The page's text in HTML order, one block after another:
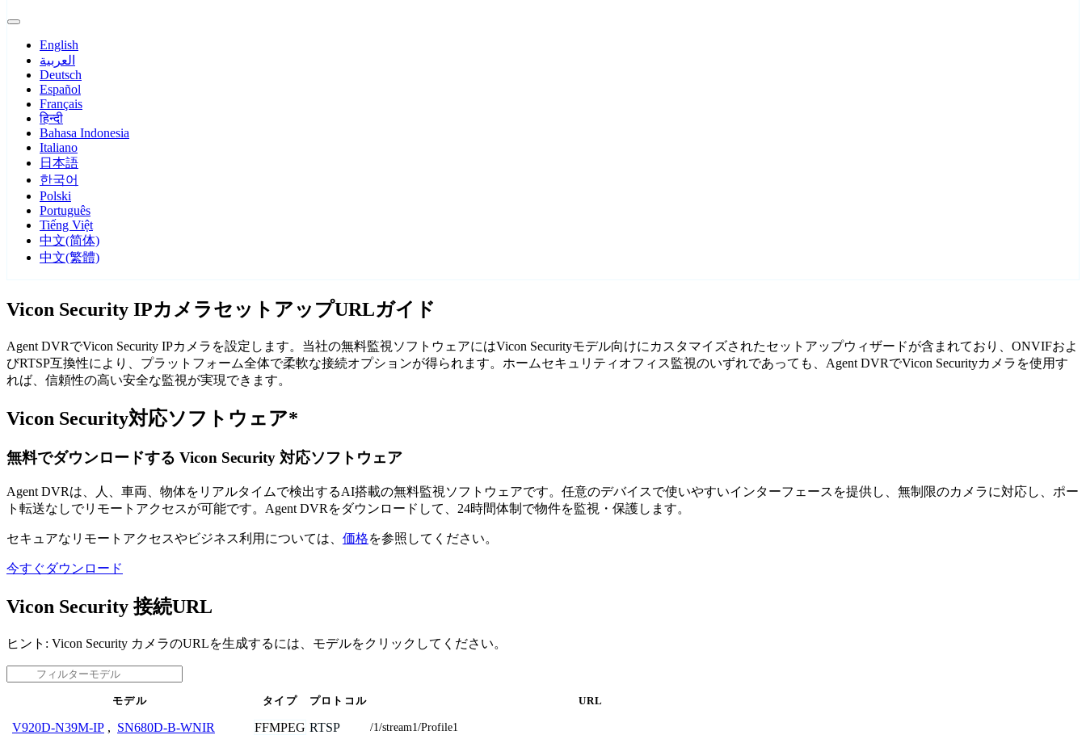
English
العربية
Deutsch
Español
Français
हिन्दी
Bahasa Indonesia
Italiano
日本語
한국어
Polski
Português
Tiếng Việt
中文(简体)
中文(繁體)
Vicon Security IPカメラセットアップURLガイド
Agent DVRでVicon Security IPカメラを設定します。当社の無料監視ソフトウェアにはVicon Securityモデル向けにカスタマイズされたセットアップウィザードが含まれており、ONVIFおよ
びRTSP互換性により、プラットフォーム全体で柔軟な接続オプションが得られます。ホームセキュリティオフィス監視のいずれであっても、Agent DVRでVicon Securityカメラを使用す
れば、信頼性の高い安全な監視が実現できます。
Vicon Security対応ソフトウェア*
無料でダウンロードする Vicon Security 対応ソフトウェア
Agent DVRは、人、車両、物体をリアルタイムで検出するAI搭載の無料監視ソフトウェアです。任意のデバイスで使いやすいインターフェースを提供し、無制限のカメラに対応し、ポー
ト転送なしでリモートアクセスが可能です。Agent DVRをダウンロードして、24時間体制で物件を監視・保護します。
セキュアなリモートアクセスやビジネス利用については、 価格を参照してください。
今すぐダウンロード
Vicon Security 接続URL
ヒント: Vicon Security カメラのURLを生成するには、モデルをクリックしてください。
モデル タイプ プロトコル URL
V920D-N39M-IP , SN680D-B-WNIR FFMPEG RTSP /1/stream1/Profile1